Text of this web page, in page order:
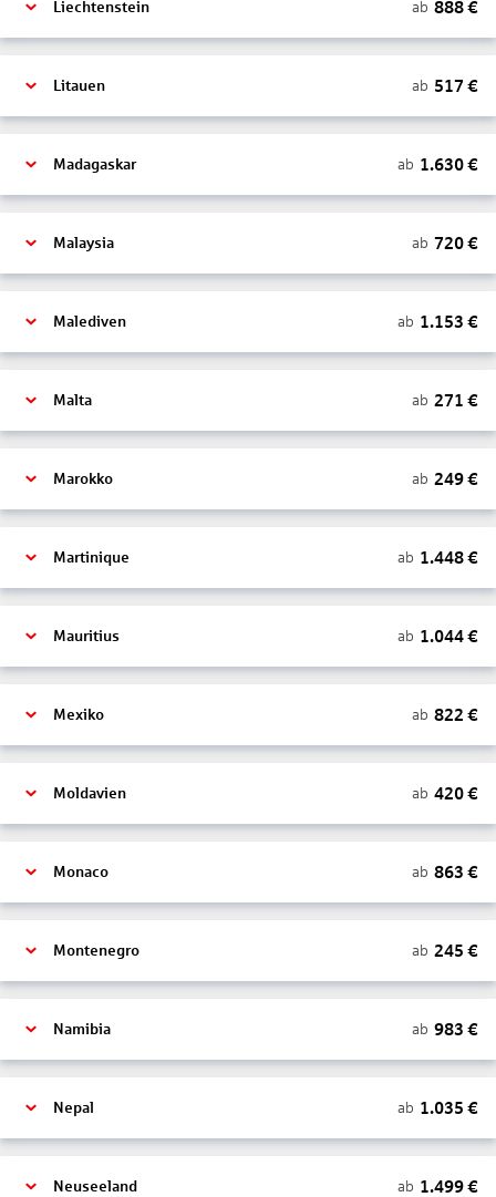
Liechtenstein ab 888€
Litauen ab 517 €
Madagaskar ab 1.630€
Malaysia ab 720€
Malediven ab 1.153 €
Malta ab 271 €
Marokko ab 249€
Martinique ab 1.448€
Mauritius ab 1.044€
Mexiko ab 822 €
Moldavien ab 420€
Monaco ab 863 €
Montenegro ab 245 €
Namibia ab 983 €
Nepal ab 1.035 €
Neuseeland ab 1.499€